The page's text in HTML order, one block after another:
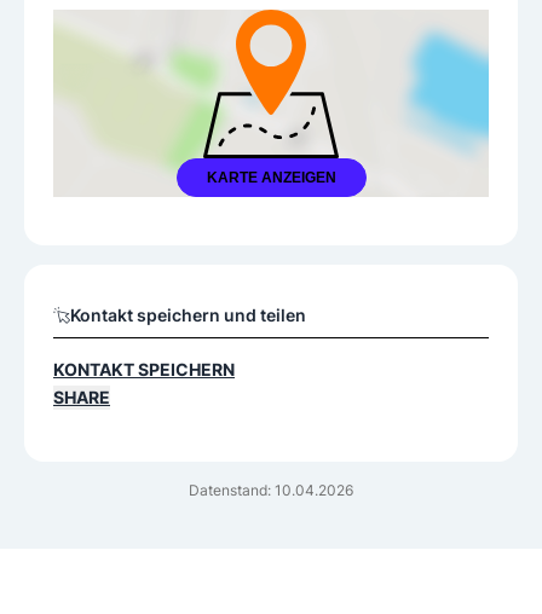
KARTE ANZEIGEN
Datenstand: 10.04.2026
Kontakt speichern und teilen
KONTAKT SPEICHERN
SHARE